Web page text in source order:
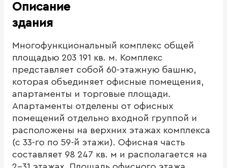
Описание
здания
Многофункциональный комплекс общей
площадью 203 191 кв. м. Комплекс
представляет собой 60-этажную башню,
которая объединяет офисные помещения,
апартаменты и торговые площади.
Апартаменты отделены от офисных
помещений отдельно входной группой и
расположены на верхних этажах комплекса
(с 33-го по 59-й этажи). Офисная часть
составляет 98 247 кв. м и располагается на